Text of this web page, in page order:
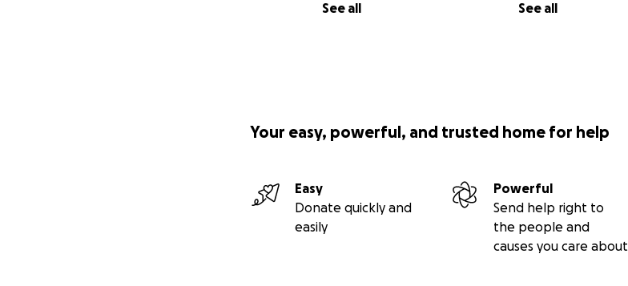
See all See all
Your easy, powerful, and trusted home for help
Easy
Donate quickly and
easily
Powerful
Send help right to
the people and
causes you care about